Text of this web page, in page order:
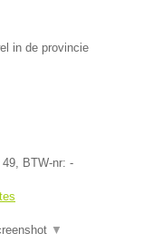
in de provincie
49, BTW-nr: -
▼